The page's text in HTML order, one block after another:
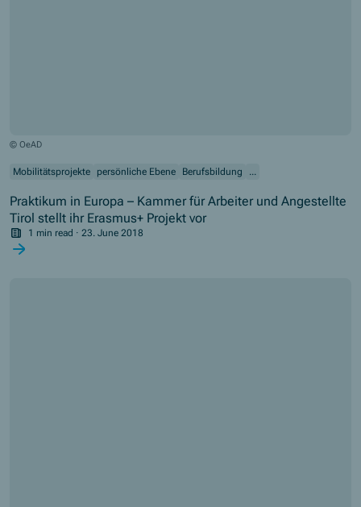
© OeAD
Mobilitätsprojekte persönliche Ebene Berufsbildung ...
Praktikum in Europa – Kammer für Arbeiter und Angestellte
Tirol stellt ihr Erasmus+ Projekt vor
1 min read · 23. June 2018